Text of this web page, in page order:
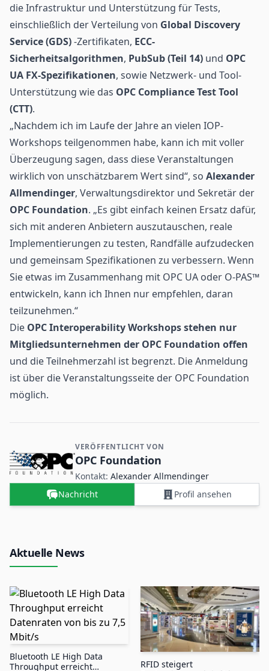
die Infrastruktur und Unterstützung für Tests,
einschließlich der Verteilung von Global Discovery
Service (GDS)-Zertifikaten, ECC-
Sicherheitsalgorithmen, PubSub (Teil 14) und OPC
UA FX-Spezifikationen, sowie Netzwerk- und Tool-
Unterstützung wie das OPC Compliance Test Tool
(CTT).
„Nachdem ich im Laufe der Jahre an vielen IOP-
Workshops teilgenommen habe, kann ich mit voller
Überzeugung sagen, dass diese Veranstaltungen
wirklich von unschätzbarem Wert sind“, so Alexander
Allmendinger, Verwaltungsdirektor und Sekretär der
OPC Foundation. „Es gibt einfach keinen Ersatz dafür,
sich mit anderen Anbietern auszutauschen, reale
Implementierungen zu testen, Randfälle aufzudecken
und gemeinsam Spezifikationen zu verbessern. Wenn
Sie etwas im Zusammenhang mit OPC UA oder O-PAS™
entwickeln, kann ich Ihnen nur empfehlen, daran
teilzunehmen.“
Die OPC Interoperability Workshops stehen nur
Mitgliedsunternehmen der OPC Foundation offen
und die Teilnehmerzahl ist begrenzt. Die Anmeldung
ist über die Veranstaltungsseite der OPC Foundation
möglich.
Kontakt- und Firmeninformationen
VERÖFFENTLICHT VON
OPC Foundation
Kontakt:Alexander Allmendinger
Nachricht
Profil ansehen
Aktuelle News
Bluetooth LE High Data
Throughput erreicht
RFID steigert